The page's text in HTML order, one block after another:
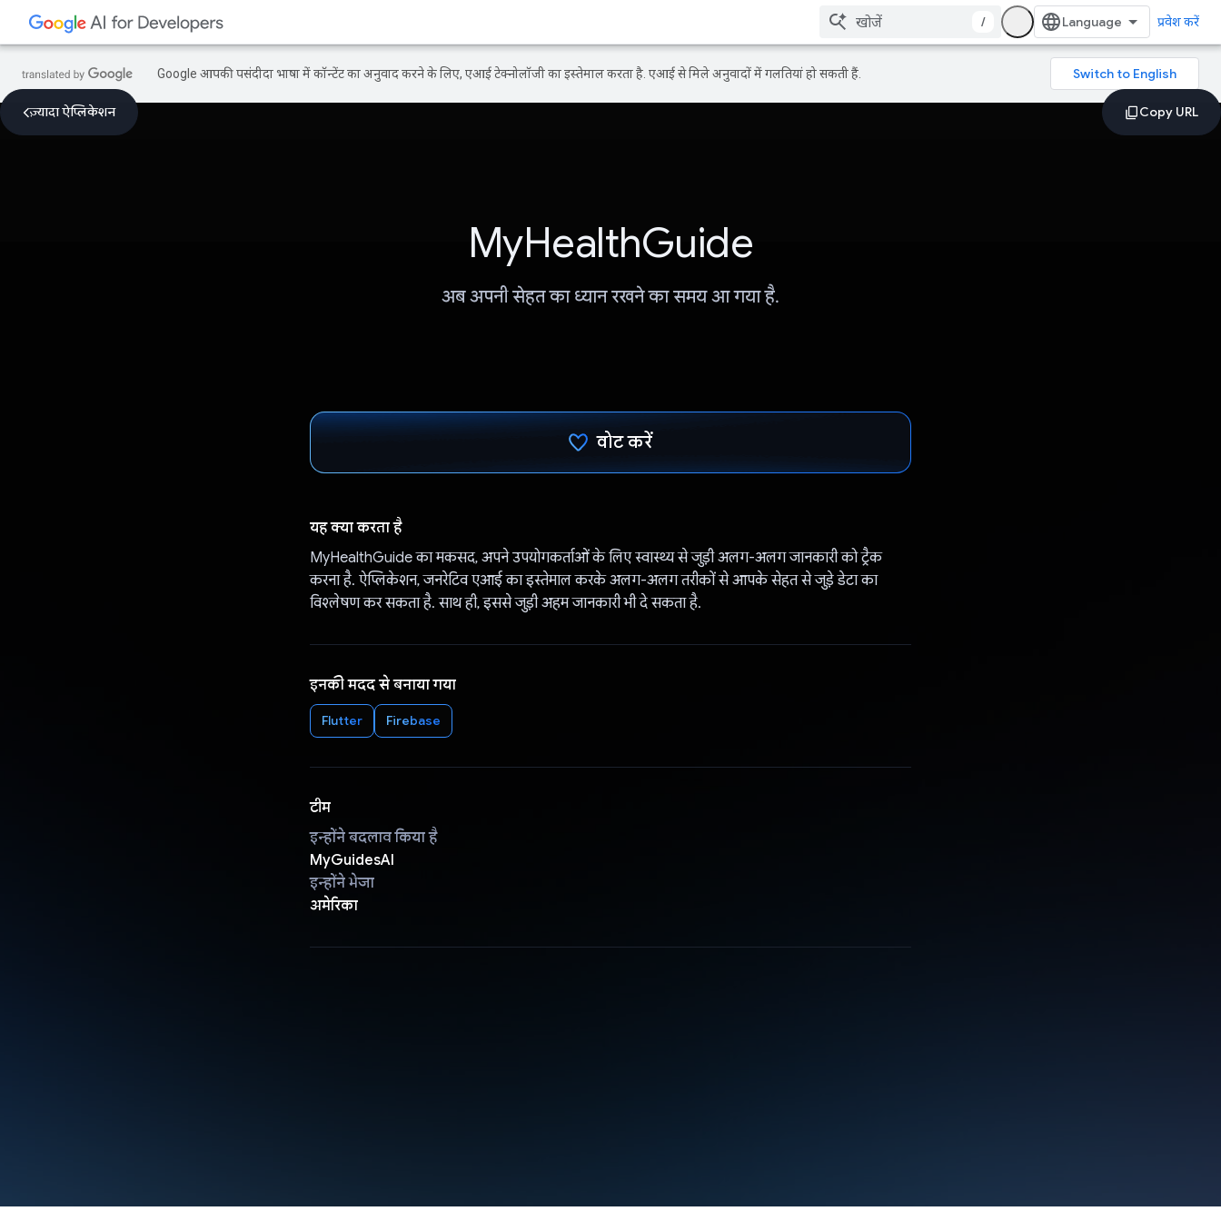
/ प्रवेश करें
Google आपकी पसंदीदा भाषा में कॉन्टेंट का अनुवाद करने के लिए, एआई टेक्नोलॉजी का इस्तेमाल करता है. एआई से मिले अनुवादों में गलतियां हो सकती हैं.
ज़्यादा ऐप्लिकेशन
MyHealthGuide
अब अपनी सेहत का ध्यान रखने का समय आ गया है.
वोट करें
यह क्या करता है
MyHealthGuide का मकसद, अपने उपयोगकर्ताओं के लिए स्वास्थ्य से जुड़ी अलग-अलग जानकारी को ट्रैक
करना है. ऐप्लिकेशन, जनरेटिव एआई का इस्तेमाल करके अलग-अलग तरीकों से आपके सेहत से जुड़े डेटा का
विश्लेषण कर सकता है. साथ ही, इससे जुड़ी अहम जानकारी भी दे सकता है.
इनकी मदद से बनाया गया
Flutter Firebase
टीम
इन्होंने बदलाव किया है
MyGuidesAI
इन्होंने भेजा
अमेरिका